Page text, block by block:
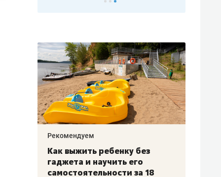
Рекомендуем
Как выжить ребенку без
гаджета и научить его
самостоятельности за 18